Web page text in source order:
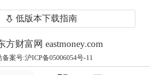
14日，美联储威廉姆斯
处于良好状态。现在没有
息的理由。
低版本下载指南
方财富网 eastmoney.com
备案号:沪ICP备05006054号-11